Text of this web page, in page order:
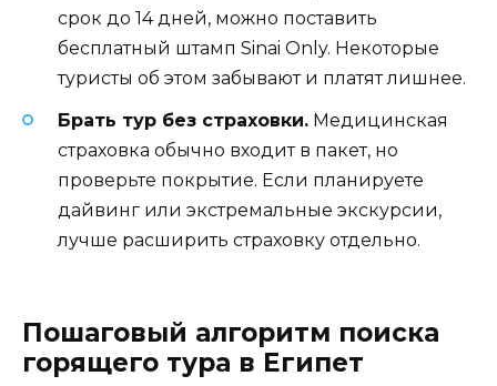
срок до 14 дней, можно поставить
бесплатный штамп Sinai Only. Некоторые
туристы об этом забывают и платят лишнее.
Брать тур без страховки. Медицинская
страховка обычно входит в пакет, но
проверьте покрытие. Если планируете
дайвинг или экстремальные экскурсии,
лучше расширить страховку отдельно.
Пошаговый алгоритм поиска
горящего тура в Египет